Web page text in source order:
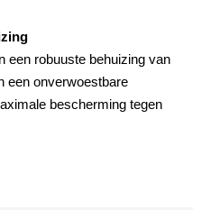
een robuuste behuizing van
een onverwoestbare
bescherming tegen